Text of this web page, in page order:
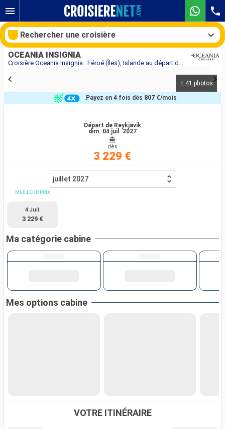
Croisière Oceania Insignia : Féroé (Îles), Islande au départ de Reykjavik
OCEANIA INSIGNIA
+ 41 photos
Départ de Reykjavik
dim. 04 juil. 2027
dès
3 229 €
Payez en 4 fois dès 807 €/mois
juillet 2027
MEILLEUR PRIX
4 Juil.
3 229 €
Ma catégorie cabine
Mes options cabine
VOTRE ITINÉRAIRE
Rechercher une croisière
Nos destinations
Compagnies
Rechercher